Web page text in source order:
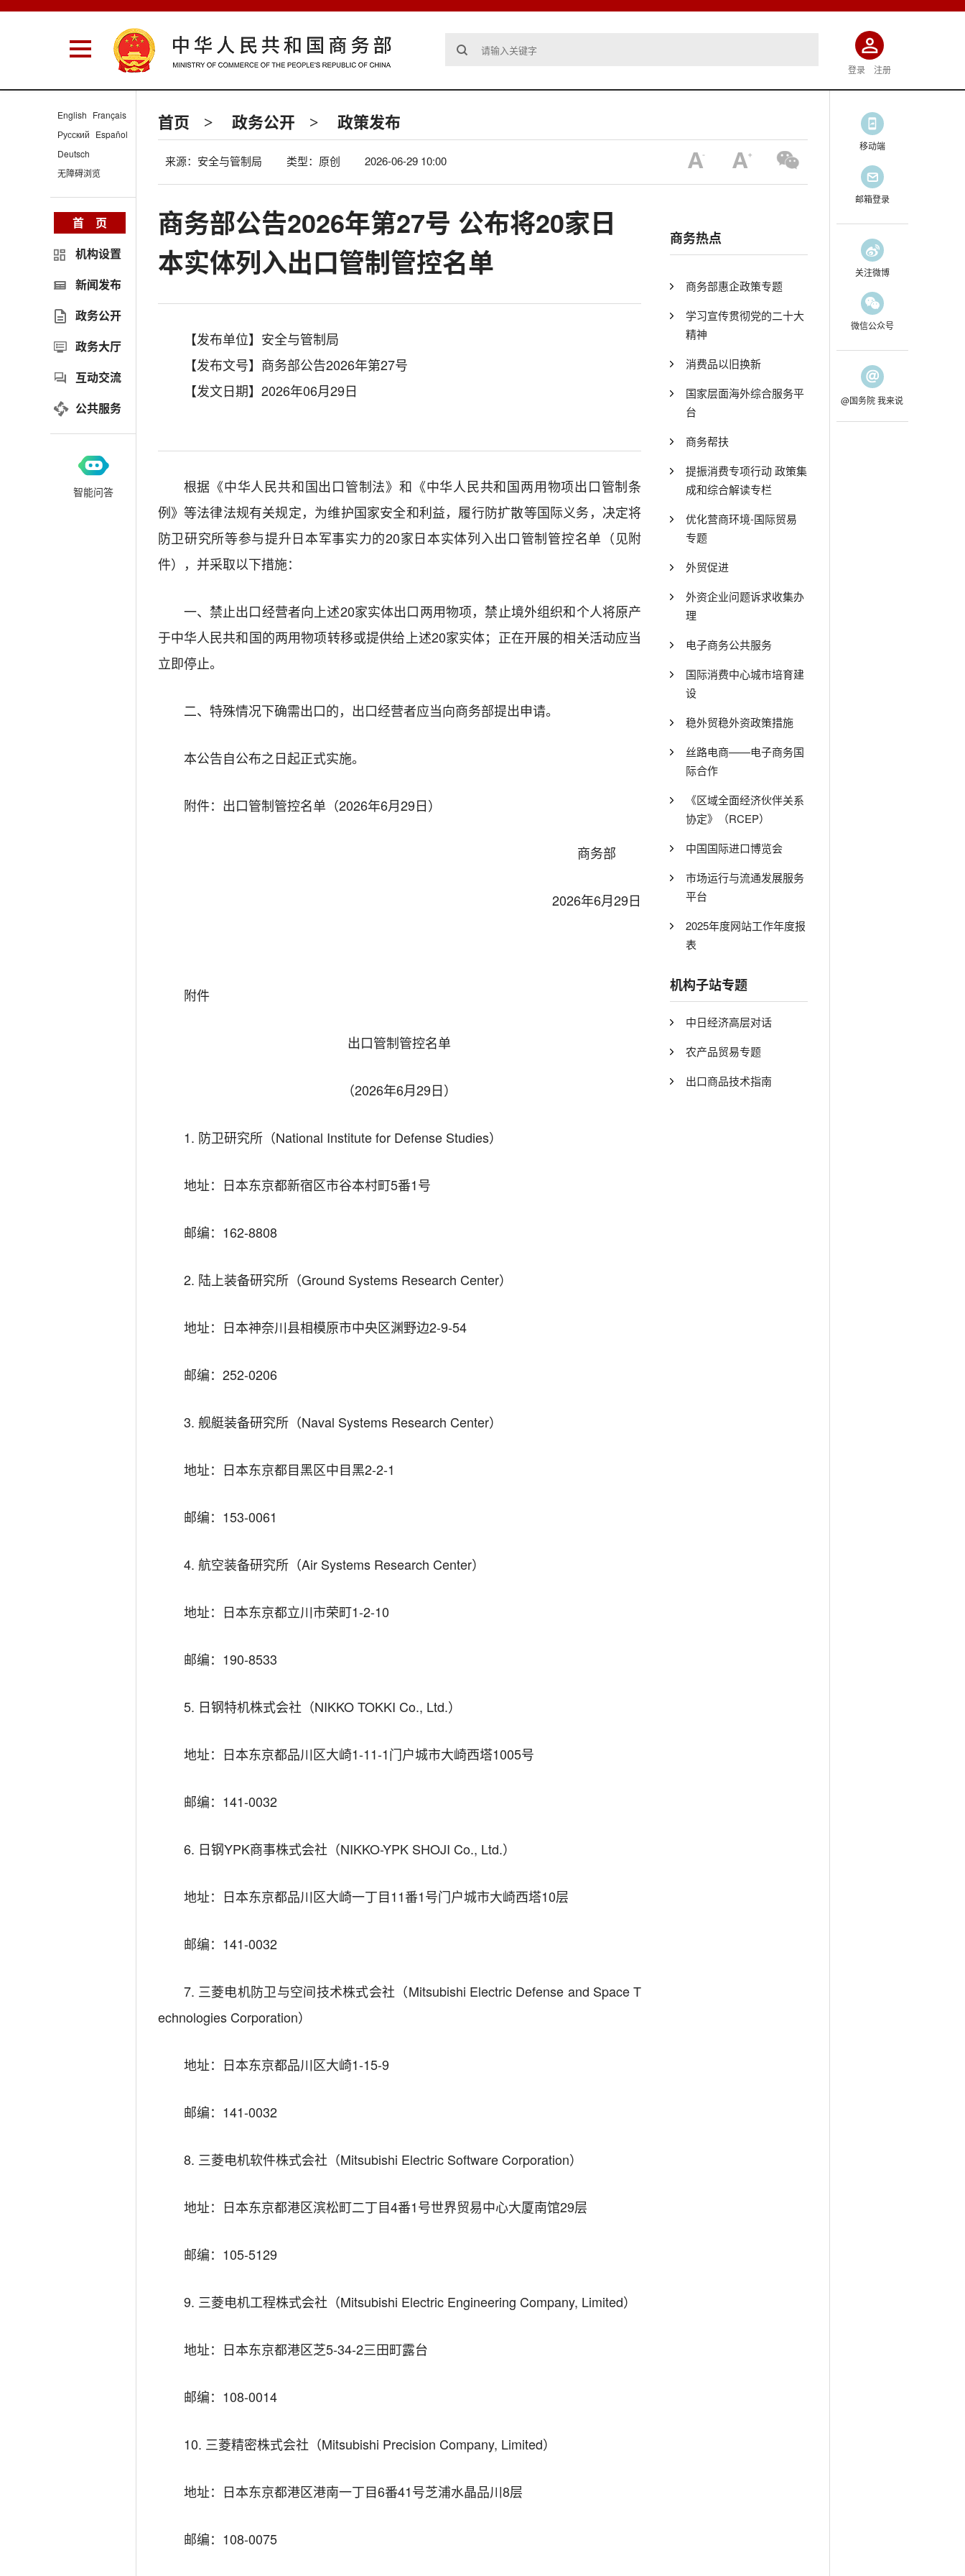
登录 注册
首页 > 政务公开 > 政策发布
来源：安全与管制局 类型：原创 2026-06-29 10:00
商务部公告2026年第27号 公布将20家日
本实体列入出口管制管控名单
【发布单位】安全与管制局
【发布文号】商务部公告2026年第27号
【发文日期】2026年06月29日
根据《中华人民共和国出口管制法》和《中华人民共和国两用物项出口管制条
例》等法律法规有关规定，为维护国家安全和利益，履行防扩散等国际义务，决定将
防卫研究所等参与提升日本军事实力的20家日本实体列入出口管制管控名单（见附
件），并采取以下措施：
一、禁止出口经营者向上述20家实体出口两用物项，禁止境外组织和个人将原产
于中华人民共和国的两用物项转移或提供给上述20家实体；正在开展的相关活动应当
立即停止。
二、特殊情况下确需出口的，出口经营者应当向商务部提出申请。
本公告自公布之日起正式实施。
附件：出口管制管控名单（2026年6月29日）
商务部
2026年6月29日
附件
出口管制管控名单
（2026年6月29日）
1. 防卫研究所（National Institute for Defense Studies）
地址：日本东京都新宿区市谷本村町5番1号
邮编：162-8808
2. 陆上装备研究所（Ground Systems Research Center）
地址：日本神奈川县相模原市中央区渊野边2-9-54
邮编：252-0206
3. 舰艇装备研究所（Naval Systems Research Center）
地址：日本东京都目黑区中目黑2-2-1
邮编：153-0061
4. 航空装备研究所（Air Systems Research Center）
地址：日本东京都立川市荣町1-2-10
邮编：190-8533
5. 日钢特机株式会社（NIKKO TOKKI Co., Ltd.）
地址：日本东京都品川区大崎1-11-1门户城市大崎西塔1005号
邮编：141-0032
6. 日钢YPK商事株式会社（NIKKO-YPK SHOJI Co., Ltd.）
地址：日本东京都品川区大崎一丁目11番1号门户城市大崎西塔10层
邮编：141-0032
7. 三菱电机防卫与空间技术株式会社（Mitsubishi Electric Defense and Space T
echnologies Corporation）
地址：日本东京都品川区大崎1-15-9
邮编：141-0032
8. 三菱电机软件株式会社（Mitsubishi Electric Software Corporation）
地址：日本东京都港区滨松町二丁目4番1号世界贸易中心大厦南馆29层
邮编：105-5129
9. 三菱电机工程株式会社（Mitsubishi Electric Engineering Company, Limited）
地址：日本东京都港区芝5-34-2三田町露台
邮编：108-0014
10. 三菱精密株式会社（Mitsubishi Precision Company, Limited）
地址：日本东京都港区港南一丁目6番41号芝浦水晶品川8层
邮编：108-0075
商务热点
商务部惠企政策专题
学习宣传贯彻党的二十大
精神
消费品以旧换新
国家层面海外综合服务平
台
商务帮扶
提振消费专项行动 政策集
成和综合解读专栏
优化营商环境-国际贸易
专题
外贸促进
外资企业问题诉求收集办
理
电子商务公共服务
国际消费中心城市培育建
设
稳外贸稳外资政策措施
丝路电商——电子商务国
际合作
《区域全面经济伙伴关系
协定》（RCEP）
中国国际进口博览会
市场运行与流通发展服务
平台
2025年度网站工作年度报
表
机构子站专题
中日经济高层对话
农产品贸易专题
出口商品技术指南
English Français
Русский Español
Deutsch
无障碍浏览
首 页
机构设置
新闻发布
政务公开
政务大厅
互动交流
公共服务
智能问答
移动端
邮箱登录
关注微博
微信公众号
@国务院 我来说